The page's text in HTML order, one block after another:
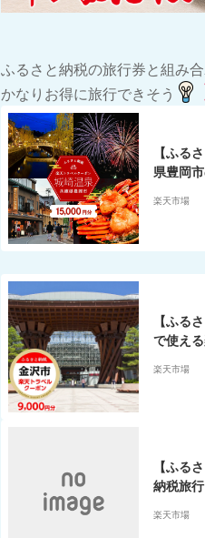
ふるさと納税の旅行券と組み
かなりお得に旅行できそう
【ふる
県豊岡
岡市 城
楽天市場
【ふる
で使え
楽天市場
【ふる
納税旅
支援 返
楽天市場